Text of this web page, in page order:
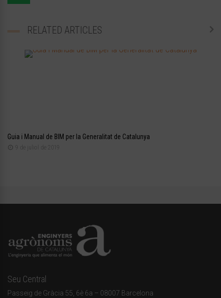
RELATED ARTICLES
Guia i Manual de BIM per la Generalitat de Catalunya
9 de juliol de 2019
Seu Central
Passeig de Gràcia 55, 6è 6a – 08007 Barcelona